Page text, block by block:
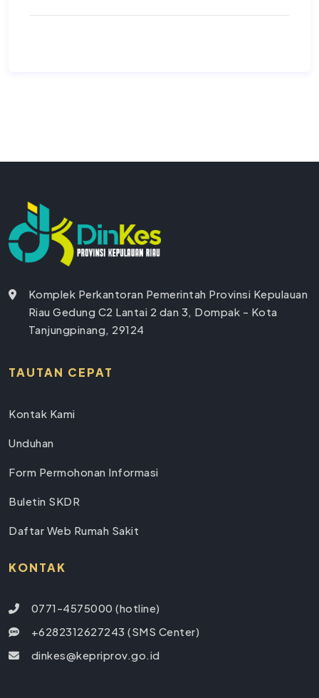
Komplek Perkantoran Pemerintah Provinsi Kepulauan
Riau Gedung C2 Lantai 2 dan 3, Dompak - Kota
Tanjungpinang, 29124
TAUTAN CEPAT
Kontak Kami
Unduhan
Form Permohonan Informasi
Buletin SKDR
Daftar Web Rumah Sakit
KONTAK
0771-4575000 (hotline)
+6282312627243 (SMS Center)
dinkes@kepriprov.go.id